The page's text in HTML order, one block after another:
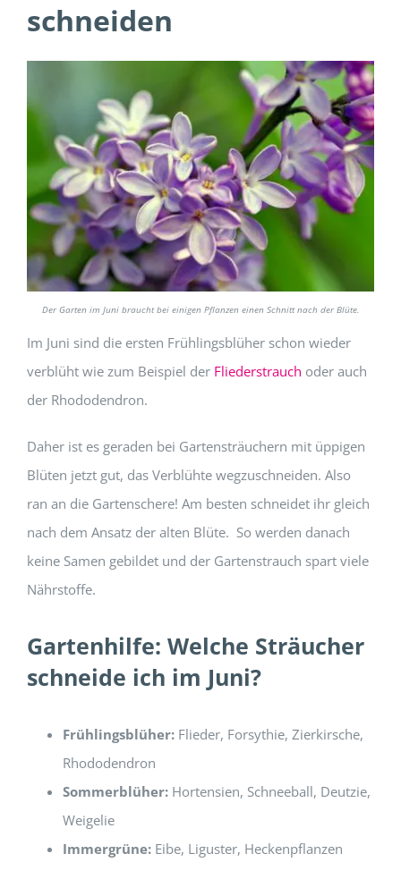
schneiden
Der Garten im Juni braucht bei einigen Pflanzen einen Schnitt nach der Blüte.
Im Juni sind die ersten Frühlingsblüher schon wieder
verblüht wie zum Beispiel der Fliederstrauch oder auch
der Rhododendron.
Daher ist es geraden bei Gartensträuchern mit üppigen
Blüten jetzt gut, das Verblühte wegzuschneiden. Also
ran an die Gartenschere! Am besten schneidet ihr gleich
nach dem Ansatz der alten Blüte. So werden danach
keine Samen gebildet und der Gartenstrauch spart viele
Nährstoffe.
Gartenhilfe: Welche Sträucher
schneide ich im Juni?
Frühlingsblüher:Flieder, Forsythie, Zierkirsche,
Rhododendron
Sommerblüher:Hortensien, Schneeball, Deutzie,
Weigelie
Immergrüne:Eibe, Liguster, Heckenpflanzen